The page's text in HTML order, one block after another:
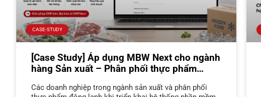
CASE-STUDY
[Case Study] Áp dụng MBW Next cho ngành
hàng Sản xuất – Phân phối thực phẩm
Các doanh nghiệp trong ngành sản xuất và phân phối